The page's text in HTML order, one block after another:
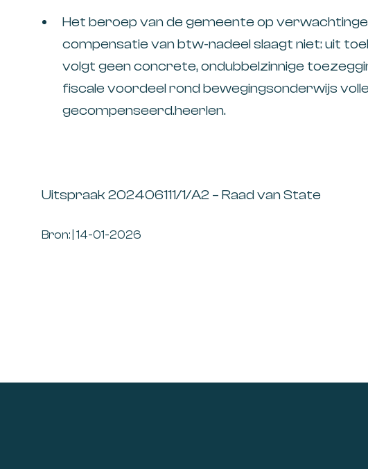
Het beroep van de gemeente op
compensatie van btw-nadeel slaagt niet: uit
volgt geen concrete, ondubbelzinnige
fiscale voordeel rond bewegingsonderwijs
gecompenseerd.heerlen.
Uitspraak 202406111/1/A2 – Raad van State
Bron: | 14-01-2026